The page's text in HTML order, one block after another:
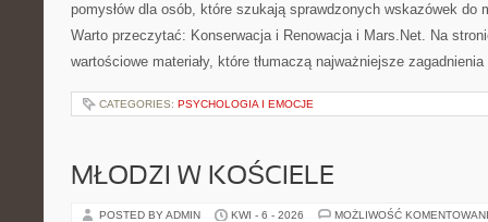
pomysłów dla osób, które szukają sprawdzonych wskazówek do
Warto przeczytać: Konserwacja i Renowacja i Mars.Net. Na
wartościowe materiały, które tłumaczą najważniejsze
CATEGORIES: PSYCHOLOGIA I EMOCJE
MŁODZI W KOŚCIELE
POSTED BY ADMIN KWI - 6 - 2026 MOŻLIWOŚĆ